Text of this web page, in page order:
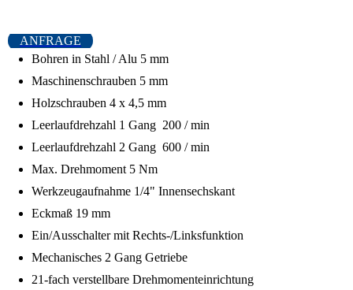
ANFRAGE
Bohren in Stahl / Alu 5 mm
Maschinenschrauben 5 mm
Holzschrauben 4 x 4,5 mm
Leerlaufdrehzahl 1 Gang 200 / min
Leerlaufdrehzahl 2 Gang 600 / min
Max. Drehmoment 5 Nm
Werkzeugaufnahme 1/4" Innensechskant
Eckmaß 19 mm
Ein/Ausschalter mit Rechts-/Linksfunktion
Mechanisches 2 Gang Getriebe
21-fach verstellbare Drehmomenteinrichtung